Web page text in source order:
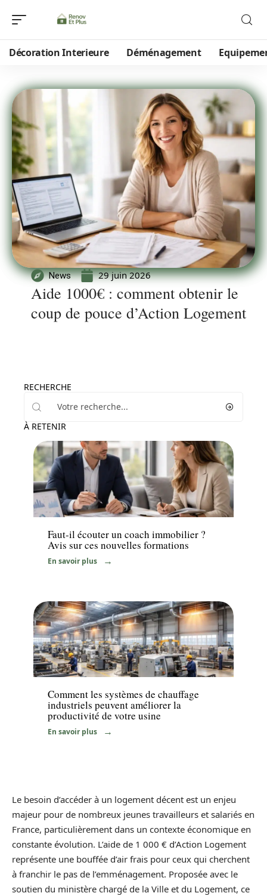
Décoration Interieure Déménagement
News 29 juin 2026
Aide 1000€ : comment obtenir le
coup de pouce d’Action Logement
RECHERCHE
À RETENIR
Immo
Faut-il écouter un coach immobilier ?
Avis sur ces nouvelles formations
En savoir plus
Equipement
Comment les systèmes de chauffage
industriels peuvent améliorer la
productivité de votre usine
En savoir plus
Le besoin d’accéder à un logement décent est un enjeu
majeur pour de nombreux jeunes travailleurs et salariés en
France, particulièrement dans un contexte économique en
constante évolution. L’aide de 1 000 € d’Action Logement
représente une bouffée d’air frais pour ceux qui cherchent
à franchir le pas de l’emménagement. Proposée avec le
soutien du ministère chargé de la Ville et du Logement, ce